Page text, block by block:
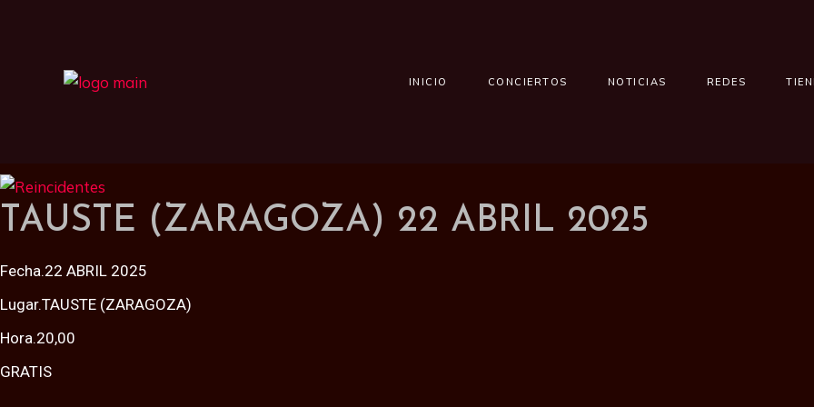
INICIO CONCIERTOS NOTICIAS REDES
TAUSTE (ZARAGOZA) 22 ABRIL 2025
Fecha.22 ABRIL 2025
Lugar.TAUSTE (ZARAGOZA)
Hora.20,00
GRATIS